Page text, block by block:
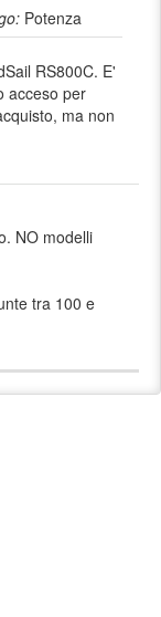
Potenza
RS800C. E'
acceso per
ma non
NO modelli
tra 100 e